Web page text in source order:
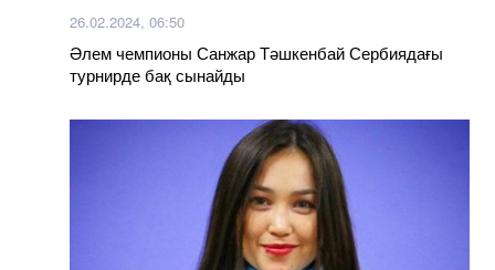
26.02.2024, 06:50
Әлем чемпионы Санжар Тәшкенбай Сербиядағы
турнирде бақ сынайды